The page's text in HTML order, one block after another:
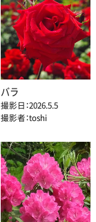
バラ
撮影日：2026.5.5
撮影者：toshi